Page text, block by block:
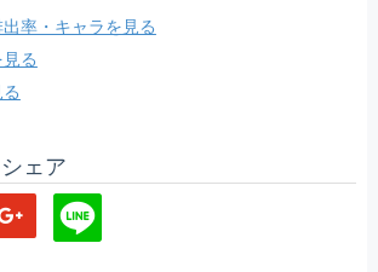
率・キャラを見る
る
ェア